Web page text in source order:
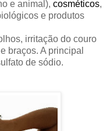
e animal), cosméticos,
e produtos
irritação do couro
braços. A principal
de sódio.